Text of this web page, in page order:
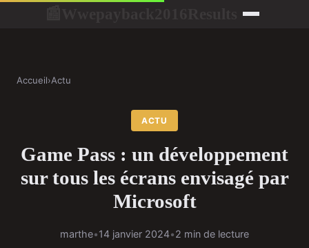
Accueil›Actu
ACTU
Game Pass : un développement
sur tous les écrans envisagé par
Microsoft
marthe•14 janvier 2024•2 min de lecture